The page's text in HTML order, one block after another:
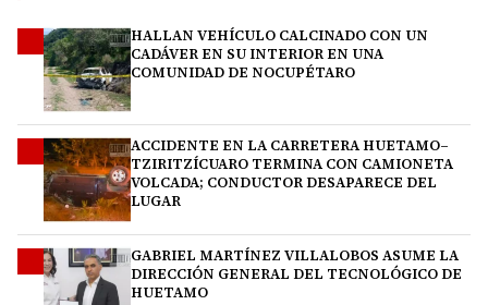
HALLAN VEHÍCULO CALCINADO CON UN
CADÁVER EN SU INTERIOR EN UNA
COMUNIDAD DE NOCUPÉTARO
ACCIDENTE EN LA CARRETERA HUETAMO–
TZIRITZÍCUARO TERMINA CON CAMIONETA
VOLCADA; CONDUCTOR DESAPARECE DEL
LUGAR
GABRIEL MARTÍNEZ VILLALOBOS ASUME LA
DIRECCIÓN GENERAL DEL TECNOLÓGICO DE
HUETAMO